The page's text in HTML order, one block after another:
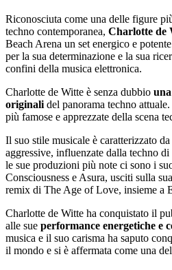
Riconosciuta come una delle figure
techno contemporanea, Charlotte de
Beach Arena un set energico e
per la sua determinazione e la sua
confini della musica elettronica.
Charlotte de Witte è senza dubbio
originali del panorama techno
più famose e apprezzate della scena
Il suo stile musicale è caratterizzato
aggressive, influenzate dalla techno
le sue produzioni più note ci sono i
Consciousness e Asura, usciti sulla
remix di The Age of Love, insieme a
Charlotte de Witte ha conquistato il
alle sue performance energetiche e
musica e il suo carisma ha saputo
il mondo e si è affermata come una